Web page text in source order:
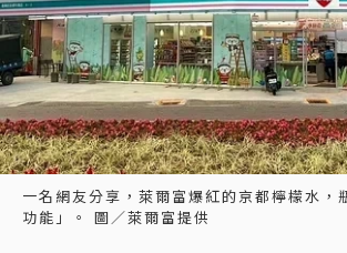
一名網友分享，萊爾富爆紅的京都檸檬水，
功能」。 圖／萊爾富提供